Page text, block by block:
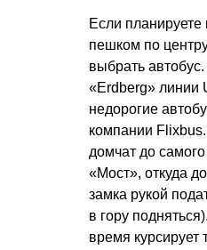
Если планируете
пешком по
выбрать
«Erdberg» линии
недорогие
компании
домчат до
«Мост», откуда
замка рукой
в гору
время курсирует